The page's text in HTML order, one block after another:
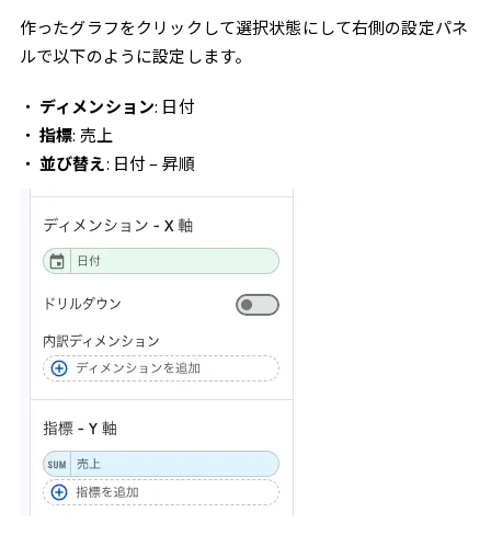
作ったグラフをクリックして選択状態にして右側の設定パネ
ルで以下のように設定します。
ディメンション: 日付
指標: 売上
並び替え: 日付 – 昇順